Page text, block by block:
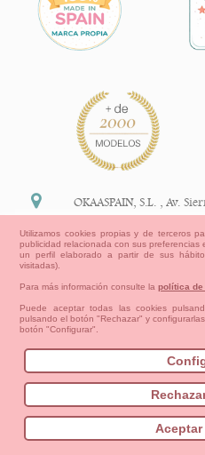
Bebés Pequeños/as Niña
NUEVA COLECCION
política de
Aviso Legal
Cómo crear tu cuenta OKAA.
OKAASPAIN, S.L. ,Av.
+34 91
Utilizamos cookies propias y de terceros
publicidad relacionada con sus preferencias
un perfil elaborado a partir de sus
visitadas).
Para más información consulte lapolítica
Puede aceptar todas las cookies
pulsando el botón "Rechazar" y
botón "Configurar".
Aceptar